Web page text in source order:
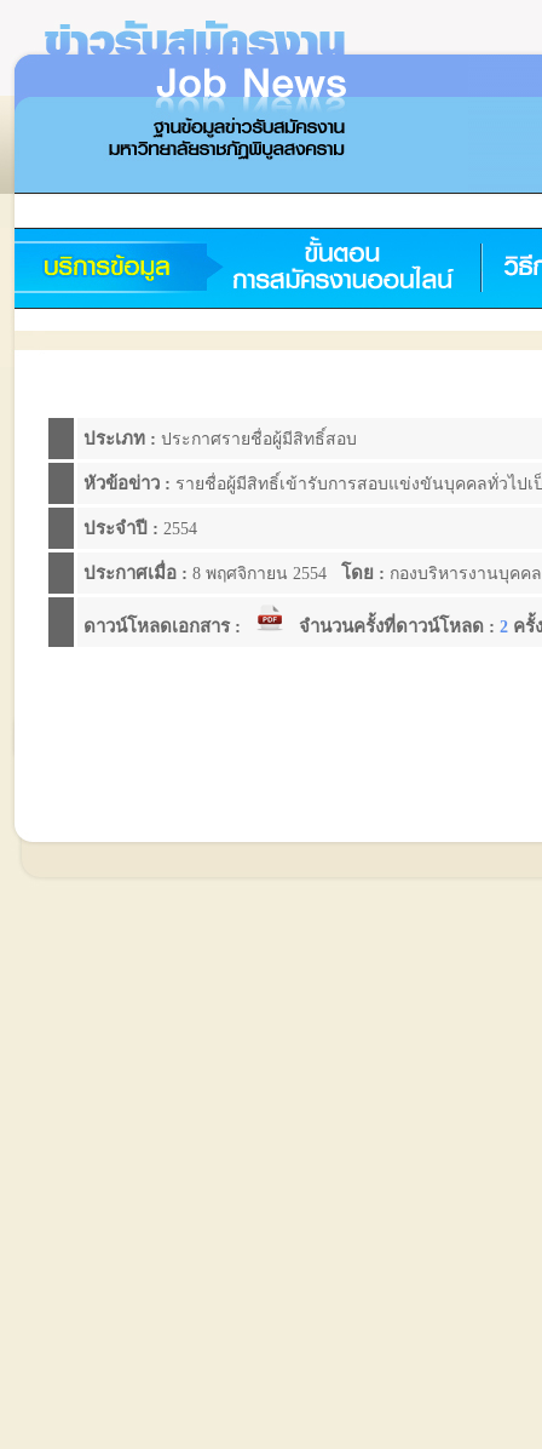
ประเภท : ประกาศรายชื่อผู้มีสิทธิ์สอบ
หัวข้อข่าว : รายชื่อผู้มีสิทธิ์เข้ารับการสอบแข่งขันบุคคลทั่วไป
ประจำปี : 2554
ประกาศเมื่อ : 8 พฤศจิกายน 2554 โดย : กองบริหารงานบุคค
ดาวน์โหลดเอกสาร : จำนวนครั้งที่ดาวน์โหลด : 2 ครั้ง